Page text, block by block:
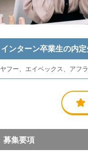
インターン卒業生の内
ヤフー、エイベックス、アフ
募集要項